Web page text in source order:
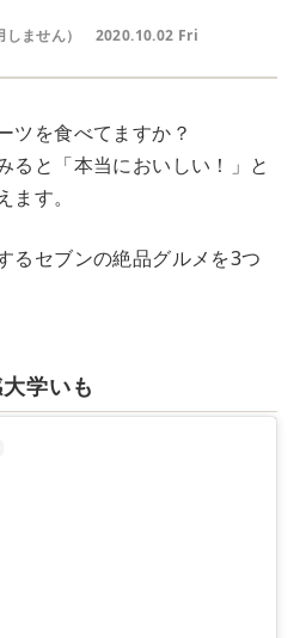
ません） 2020.10.02 Fri
ツを食べてますか？
ると「本当においしい！」と
す。
るセブンの絶品グルメを3つ
学いも